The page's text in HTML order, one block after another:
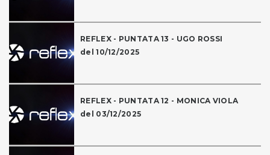
REFLEX - PUNTATA 13 - UGO ROSSI
del 10/12/2025
REFLEX - PUNTATA 12 - MONICA VIOLA
del 03/12/2025